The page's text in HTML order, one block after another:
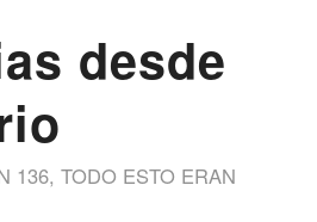
desde
136, TODO ESTO ERAN